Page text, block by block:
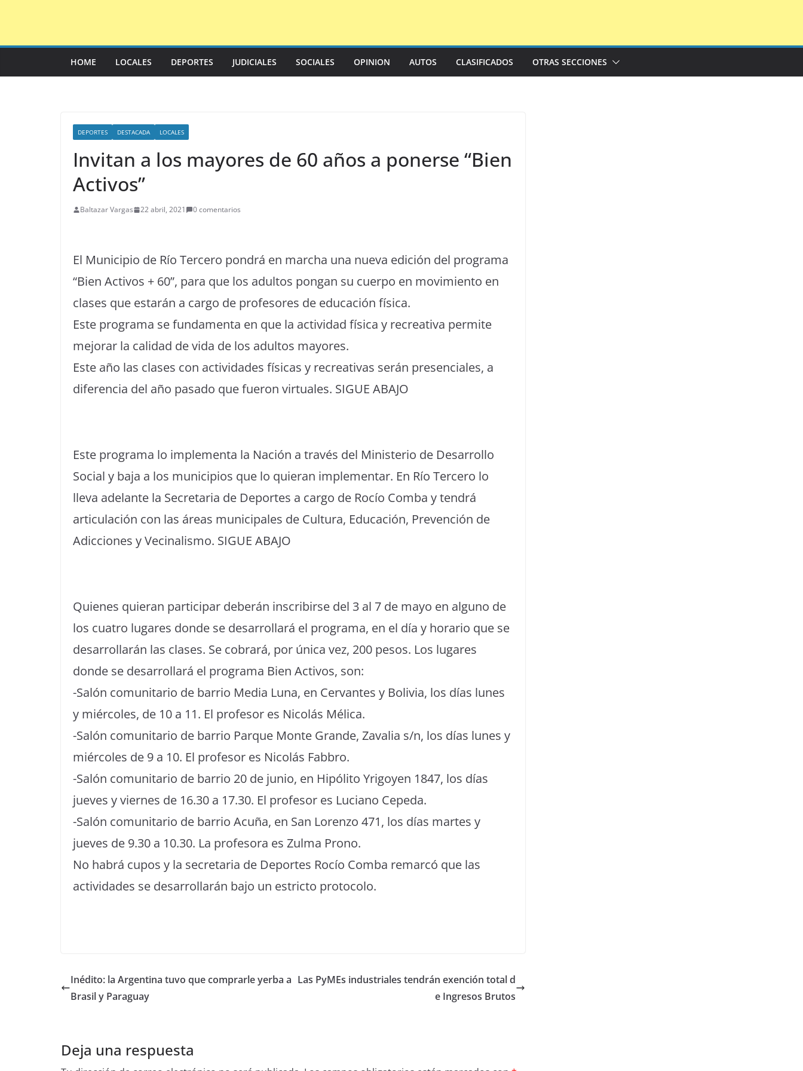
HOME LOCALES DEPORTES JUDICIALES SOCIALES OPINION AUTOS CLASIFICADOS OTRAS SECCIONES
DEPORTES DESTACADA LOCALES
Invitan a los mayores de 60 años a ponerse “Bien
Activos”
Baltazar Vargas 22 abril, 2021 0 comentarios
El Municipio de Río Tercero pondrá en marcha una nueva edición del programa
“Bien Activos + 60”, para que los adultos pongan su cuerpo en movimiento en
clases que estarán a cargo de profesores de educación física.
Este programa se fundamenta en que la actividad física y recreativa permite
mejorar la calidad de vida de los adultos mayores.
Este año las clases con actividades físicas y recreativas serán presenciales, a
diferencia del año pasado que fueron virtuales. SIGUE ABAJO
Este programa lo implementa la Nación a través del Ministerio de Desarrollo
Social y baja a los municipios que lo quieran implementar. En Río Tercero lo
lleva adelante la Secretaria de Deportes a cargo de Rocío Comba y tendrá
articulación con las áreas municipales de Cultura, Educación, Prevención de
Adicciones y Vecinalismo. SIGUE ABAJO
Quienes quieran participar deberán inscribirse del 3 al 7 de mayo en alguno de
los cuatro lugares donde se desarrollará el programa, en el día y horario que se
desarrollarán las clases. Se cobrará, por única vez, 200 pesos. Los lugares
donde se desarrollará el programa Bien Activos, son:
-Salón comunitario de barrio Media Luna, en Cervantes y Bolivia, los días lunes
y miércoles, de 10 a 11. El profesor es Nicolás Mélica.
-Salón comunitario de barrio Parque Monte Grande, Zavalia s/n, los días lunes y
miércoles de 9 a 10. El profesor es Nicolás Fabbro.
-Salón comunitario de barrio 20 de junio, en Hipólito Yrigoyen 1847, los días
jueves y viernes de 16.30 a 17.30. El profesor es Luciano Cepeda.
-Salón comunitario de barrio Acuña, en San Lorenzo 471, los días martes y
jueves de 9.30 a 10.30. La profesora es Zulma Prono.
No habrá cupos y la secretaria de Deportes Rocío Comba remarcó que las
actividades se desarrollarán bajo un estricto protocolo.
Inédito: la Argentina tuvo que comprarle yerba a
Brasil y Paraguay
Las PyMEs industriales tendrán exención total d
e Ingresos Brutos
Deja una respuesta